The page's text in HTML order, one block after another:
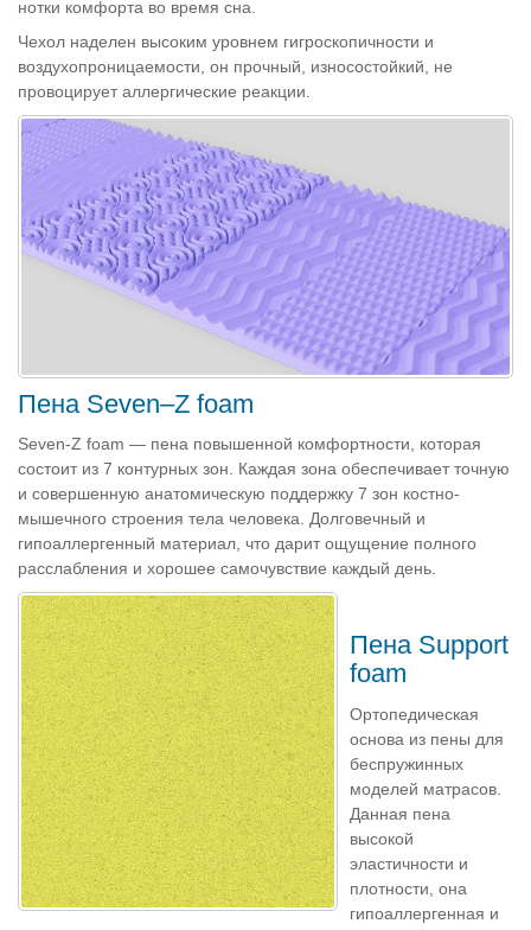
нотки комфорта во время сна.
Чехол наделен высоким уровнем гигроскопичности и
воздухопроницаемости, он прочный, износостойкий, не
провоцирует аллергические реакции.
Пена Seven–Z foam
Seven-Z foam — пена повышенной комфортности, которая
состоит из 7 контурных зон. Каждая зона обеспечивает точную
и совершенную анатомическую поддержку 7 зон костно-
мышечного строения тела человека. Долговечный и
гипоаллергенный материал, что дарит ощущение полного
расслабления и хорошее самочувствие каждый день.
Пена Support
foam
Ортопедическая
основа из пены для
беспружинных
моделей матрасов.
Данная пена
высокой
эластичности и
плотности, она
гипоаллергенная и